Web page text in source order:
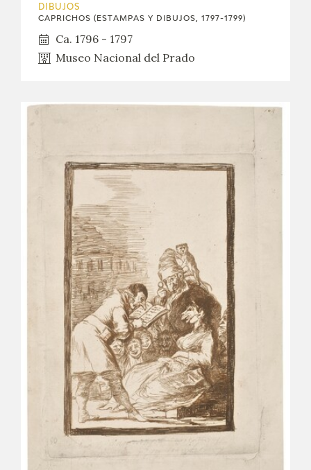
DIBUJOS
CAPRICHOS (ESTAMPAS Y DIBUJOS, 1797-1799)
Ca. 1796 - 1797
Museo Nacional del Prado